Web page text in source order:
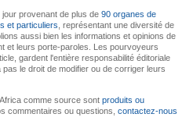
provenant de plus de 90 organes de
et particuliers , représentant une diversité de
aussi bien les informations et opinions de
et leurs porte-paroles. Les pourvoyeurs
gardent l'entière responsabilité éditoriale
le droit de modifier ou de corriger leurs
comme source sont produits ou
commentaires ou questions, contactez-nous